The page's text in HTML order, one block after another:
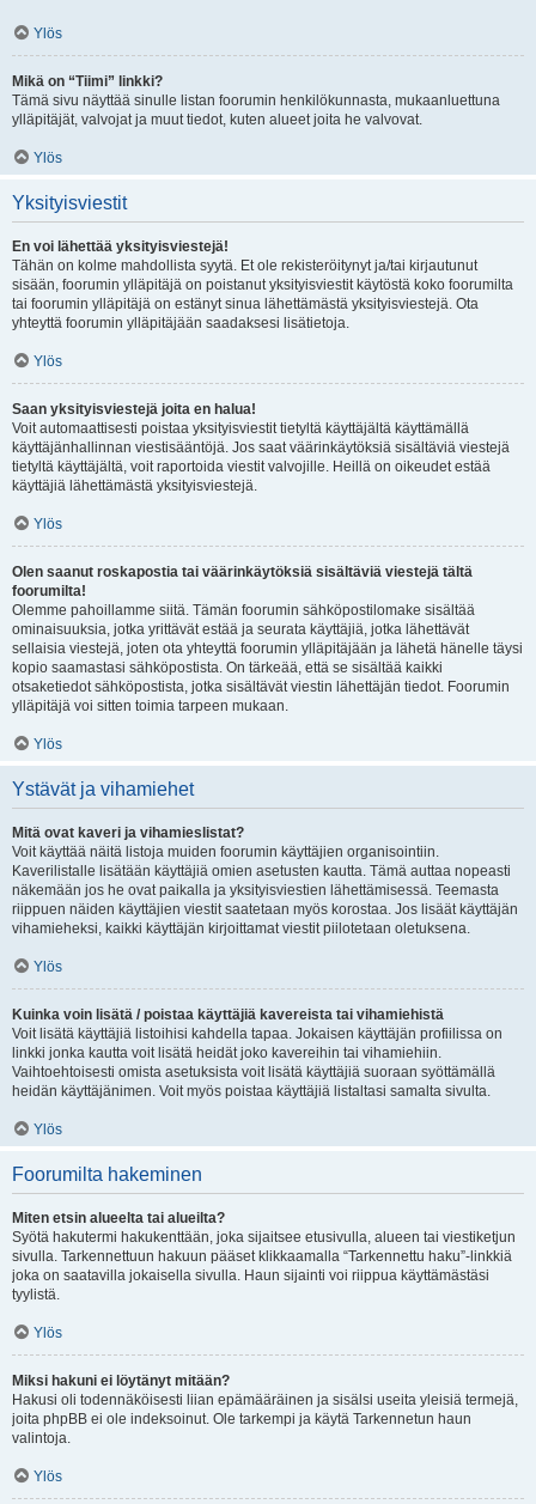
Ylös
Mikä on “Tiimi” linkki?
Tämä sivu näyttää sinulle listan foorumin henkilökunnasta, mukaanluettuna
ylläpitäjät, valvojat ja muut tiedot, kuten alueet joita he valvovat.
Ylös
Yksityisviestit
En voi lähettää yksityisviestejä!
Tähän on kolme mahdollista syytä. Et ole rekisteröitynyt ja/tai kirjautunut
sisään, foorumin ylläpitäjä on poistanut yksityisviestit käytöstä koko foorumilta
tai foorumin ylläpitäjä on estänyt sinua lähettämästä yksityisviestejä. Ota
yhteyttä foorumin ylläpitäjään saadaksesi lisätietoja.
Ylös
Saan yksityisviestejä joita en halua!
Voit automaattisesti poistaa yksityisviestit tietyltä käyttäjältä käyttämällä
käyttäjänhallinnan viestisääntöjä. Jos saat väärinkäytöksiä sisältäviä viestejä
tietyltä käyttäjältä, voit raportoida viestit valvojille. Heillä on oikeudet estää
käyttäjiä lähettämästä yksityisviestejä.
Ylös
Olen saanut roskapostia tai väärinkäytöksiä sisältäviä viestejä tältä
foorumilta!
Olemme pahoillamme siitä. Tämän foorumin sähköpostilomake sisältää
ominaisuuksia, jotka yrittävät estää ja seurata käyttäjiä, jotka lähettävät
sellaisia viestejä, joten ota yhteyttä foorumin ylläpitäjään ja lähetä hänelle täysi
kopio saamastasi sähköpostista. On tärkeää, että se sisältää kaikki
otsaketiedot sähköpostista, jotka sisältävät viestin lähettäjän tiedot. Foorumin
ylläpitäjä voi sitten toimia tarpeen mukaan.
Ylös
Ystävät ja vihamiehet
Mitä ovat kaveri ja vihamieslistat?
Voit käyttää näitä listoja muiden foorumin käyttäjien organisointiin.
Kaverilistalle lisätään käyttäjiä omien asetusten kautta. Tämä auttaa nopeasti
näkemään jos he ovat paikalla ja yksityisviestien lähettämisessä. Teemasta
riippuen näiden käyttäjien viestit saatetaan myös korostaa. Jos lisäät käyttäjän
vihamieheksi, kaikki käyttäjän kirjoittamat viestit piilotetaan oletuksena.
Ylös
Kuinka voin lisätä / poistaa käyttäjiä kavereista tai vihamiehistä
Voit lisätä käyttäjiä listoihisi kahdella tapaa. Jokaisen käyttäjän profiilissa on
linkki jonka kautta voit lisätä heidät joko kavereihin tai vihamiehiin.
Vaihtoehtoisesti omista asetuksista voit lisätä käyttäjiä suoraan syöttämällä
heidän käyttäjänimen. Voit myös poistaa käyttäjiä listaltasi samalta sivulta.
Ylös
Foorumilta hakeminen
Miten etsin alueelta tai alueilta?
Syötä hakutermi hakukenttään, joka sijaitsee etusivulla, alueen tai viestiketjun
sivulla. Tarkennettuun hakuun pääset klikkaamalla “Tarkennettu haku”-linkkiä
joka on saatavilla jokaisella sivulla. Haun sijainti voi riippua käyttämästäsi
tyylistä.
Ylös
Miksi hakuni ei löytänyt mitään?
Hakusi oli todennäköisesti liian epämääräinen ja sisälsi useita yleisiä termejä,
joita phpBB ei ole indeksoinut. Ole tarkempi ja käytä Tarkennetun haun
valintoja.
Ylös